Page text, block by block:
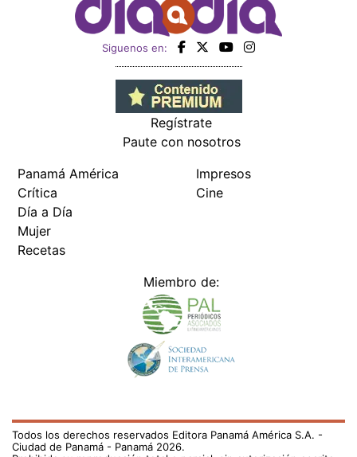
Siguenos en:
Regístrate
Paute con nosotros
Panamá América
Crítica
Día a Día
Mujer
Recetas
Impresos
Cine
Miembro de:
Todos los derechos reservados Editora Panamá América S.A. -
Ciudad de Panamá - Panamá 2026.